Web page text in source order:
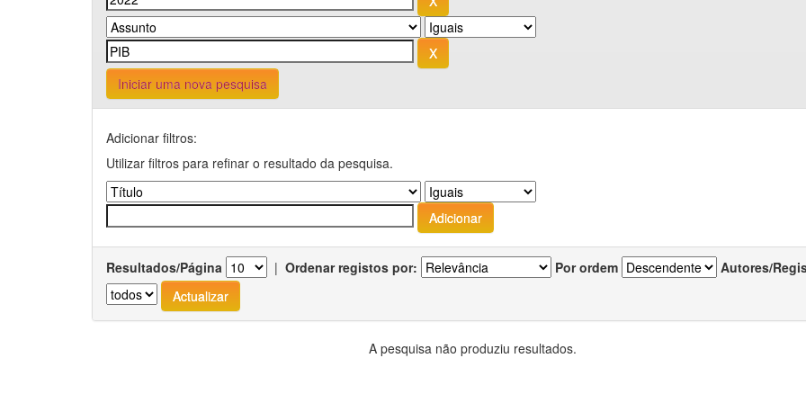
Iniciar uma nova pesquisa
Adicionar filtros:
Utilizar filtros para refinar o resultado da pesquisa.
Resultados/Página | Ordenar registos por: Por ordem Autores/
A pesquisa não produziu resultados.